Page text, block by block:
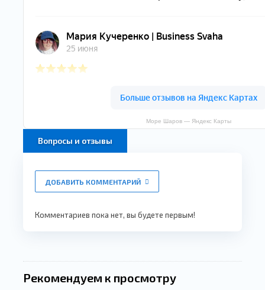
Море Шаров — Яндекс Карты
Вопросы и отзывы
ДОБАВИТЬ КОММЕНТАРИЙ
Комментариев пока нет, вы будете первым!
Рекомендуем к просмотру